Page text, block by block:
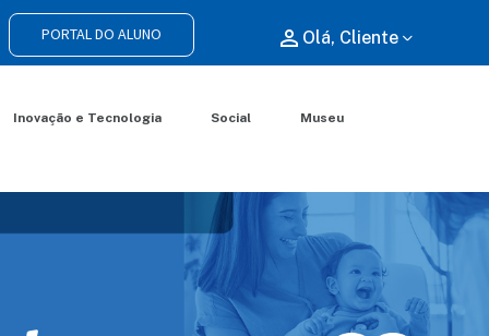
PORTAL DO ALUNO perm_identity Olá, Cliente
Inovação e Tecnologia Social Museu